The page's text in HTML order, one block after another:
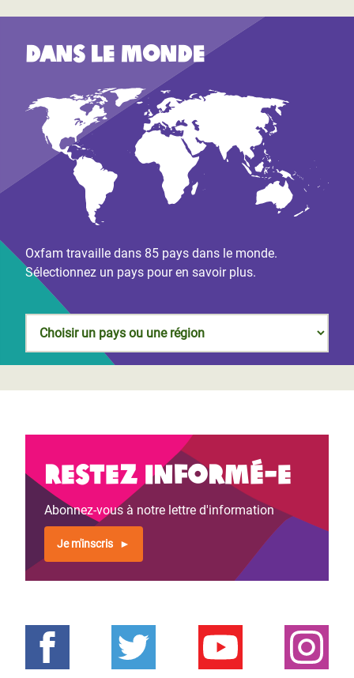
Dans le monde
Oxfam travaille dans 85 pays dans le monde.
Sélectionnez un pays pour en savoir plus.
Restez informé-e
Abonnez-vous à notre lettre d'information
Je m'inscris